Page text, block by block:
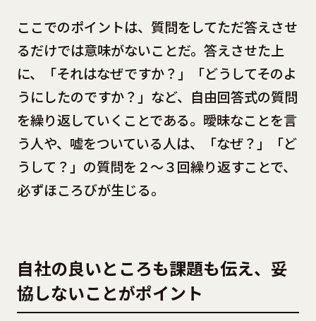
ここでのポイントは、質問をしてただ答えさせ
るだけでは意味がないことだ。答えさせた上
に、「それはなぜですか？」「どうしてそのよ
うにしたのですか？」など、自由回答式の質問
を繰り返していくことである。曖昧なことを言
う人や、嘘をついている人は、「なぜ？」「ど
うして？」の質問を２～３回繰り返すことで、
必ずほころびが生じる。
自社の良いところも課題も伝え、妥
協しないことがポイント